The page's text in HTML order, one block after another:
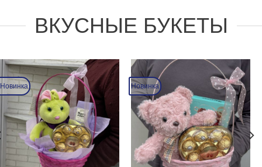
ВКУСНЫЕ БУКЕТЫ
Новинка Новинка